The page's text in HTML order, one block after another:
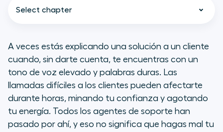
Select chapter
Puntos clave
Por qué es tan complicado rebajar
la tensión durante las llamadas
telefónicas
A veces estás explicando una solución a un cliente
cuando, sin darte cuenta, te encuentras con un
tono de voz elevado y palabras duras. Las
llamadas difíciles a los clientes pueden afectarte
durante horas, minando tu confianza y agotando
tu energía. Todos los agentes de soporte han
pasado por ahí, y eso no significa que hagas mal tu